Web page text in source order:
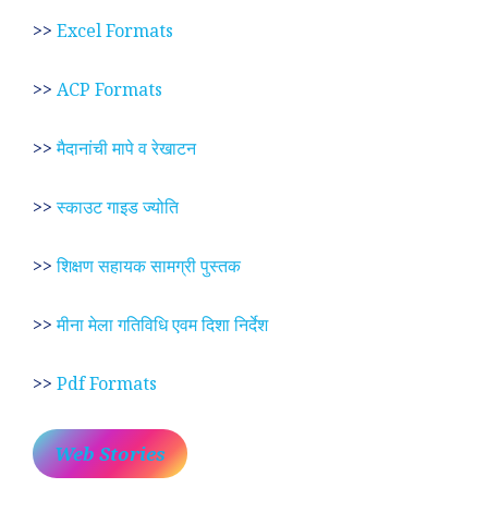
>> Excel Formats
>> ACP Formats
>>मैदानांची मापे व रेखाटन
>>स्काउट गाइड ज्योति
>>शिक्षण सहायक सामग्री पुस्तक
>>मीना मेला गतिविधि एवम दिशा निर्देश
>> Pdf Formats
Web Stories